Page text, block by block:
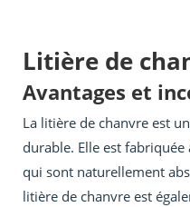
Litière de
Avantages et
La litière de chanvre est
durable. Elle est
qui sont naturellement
litière de chanvre est